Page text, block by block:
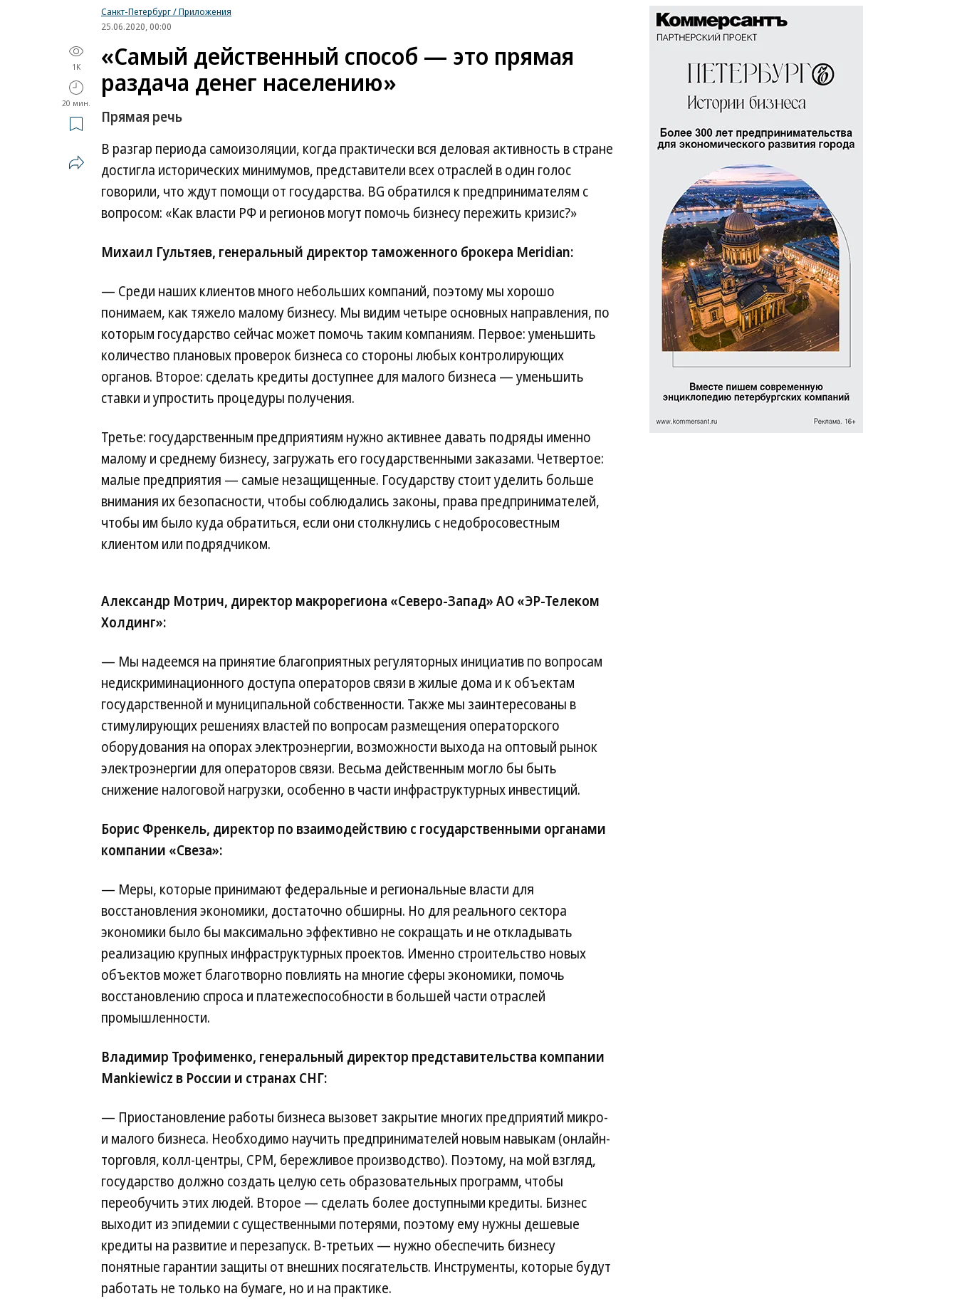
Санкт-Петербург / Приложения
25.06.2020, 00:00
1K
20 мин.
«Самый действенный способ — это прямая
раздача денег населению»
Прямая речь
В разгар периода самоизоляции, когда практически вся деловая активность в стране
достигла исторических минимумов, представители всех отраслей в один голос
говорили, что ждут помощи от государства. BG обратился к предпринимателям с
вопросом: «Как власти РФ и регионов могут помочь бизнесу пережить кризис?»
Михаил Гультяев, генеральный директор таможенного брокера Meridian:
— Среди наших клиентов много небольших компаний, поэтому мы хорошо
понимаем, как тяжело малому бизнесу. Мы видим четыре основных направления, по
которым государство сейчас может помочь таким компаниям. Первое: уменьшить
количество плановых проверок бизнеса со стороны любых контролирующих
органов. Второе: сделать кредиты доступнее для малого бизнеса — уменьшить
ставки и упростить процедуры получения.
Третье: государственным предприятиям нужно активнее давать подряды именно
малому и среднему бизнесу, загружать его государственными заказами. Четвертое:
малые предприятия — самые незащищенные. Государству стоит уделить больше
внимания их безопасности, чтобы соблюдались законы, права предпринимателей,
чтобы им было куда обратиться, если они столкнулись с недобросовестным
клиентом или подрядчиком.
Александр Мотрич, директор макрорегиона «Северо-Запад» АО «ЭР-Телеком
Холдинг»:
— Мы надеемся на принятие благоприятных регуляторных инициатив по вопросам
недискриминационного доступа операторов связи в жилые дома и к объектам
государственной и муниципальной собственности. Также мы заинтересованы в
стимулирующих решениях властей по вопросам размещения операторского
оборудования на опорах электроэнергии, возможности выхода на оптовый рынок
электроэнергии для операторов связи. Весьма действенным могло бы быть
снижение налоговой нагрузки, особенно в части инфраструктурных инвестиций.
Борис Френкель, директор по взаимодействию с государственными органами
компании «Свеза»:
— Меры, которые принимают федеральные и региональные власти для
восстановления экономики, достаточно обширны. Но для реального сектора
экономики было бы максимально эффективно не сокращать и не откладывать
реализацию крупных инфраструктурных проектов. Именно строительство новых
объектов может благотворно повлиять на многие сферы экономики, помочь
восстановлению спроса и платежеспособности в большей части отраслей
промышленности.
Владимир Трофименко, генеральный директор представительства компании
Mankiewicz в России и странах СНГ:
— Приостановление работы бизнеса вызовет закрытие многих предприятий микро-
и малого бизнеса. Необходимо научить предпринимателей новым навыкам (онлайн-
торговля, колл-центры, СРМ, бережливое производство). Поэтому, на мой взгляд,
государство должно создать целую сеть образовательных программ, чтобы
переобучить этих людей. Второе — сделать более доступными кредиты. Бизнес
выходит из эпидемии с существенными потерями, поэтому ему нужны дешевые
кредиты на развитие и перезапуск. В-третьих — нужно обеспечить бизнесу
понятные гарантии защиты от внешних посягательств. Инструменты, которые будут
работать не только на бумаге, но и на практике.